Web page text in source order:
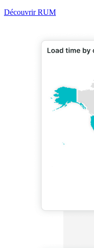
Découvrir RUM